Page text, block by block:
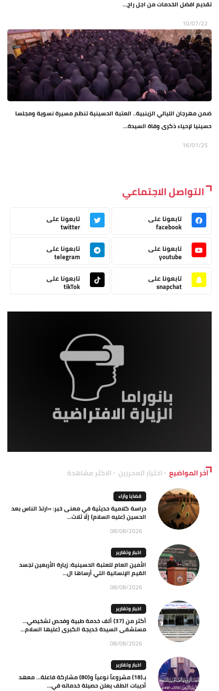
تقديم افضل الخدمات من اجل راح...
10/07/22
ضمن مهرجان الليالي الزينبية.. العتبة الحسينية تنظم مسيرة نسوية ومجلسا
حسينيا لإحياء ذكرى وفاة السيدة...
16/01/25
التواصل الاجتماعي
تابعونا على
facebook
تابعونا على
twitter
تابعونا على
youtube
تابعونا على
telegram
تابعونا على
snapchat
تابعونا على
tikTok
آخر المواضيع اختيار المحررين الاكثر مشاهدة
قضايا وآراء
دراسة كلامية حديثية في معنى خبر: «ارتدّ الناس بعد
الحسين (عليه السلام) إلّا ثلاث...
08/08/2026
اخبار وتقارير
الأمين العام للعتبة الحسينية: زيارة الأربعين تجسد
القيم الإنسانية التي أرساها ال...
08/08/2026
اخبار وتقارير
أكثر من (37) ألف خدمة طبية وفحص تشخيصي…
مستشفى السيدة خديجة الكبرى (عليها السلام...
08/08/2026
اخبار وتقارير
بـ(18) مشروعاً نوعياً و(80) مشاركة فاعلة… معهد
أديبات الطف يعلن حصيلة خدماته في...